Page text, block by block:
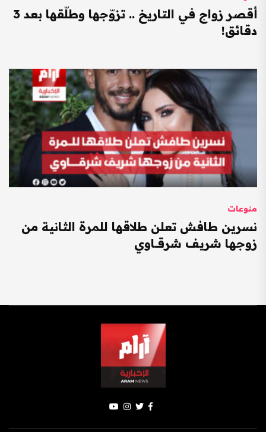
أقصر زواج في التاريخ .. تزوّجها وطلّقها بعد 3
دقائق!
منوعات
نسرين طافش تعلن طلاقها للمرة الثانية من
زوجها شريف شرقــاوي